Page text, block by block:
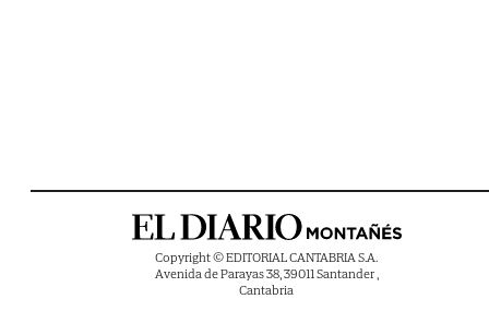
Copyright © EDITORIAL CANTABRIA S.A.
Avenida de Parayas 38, 39011 Santander ,
Cantabria